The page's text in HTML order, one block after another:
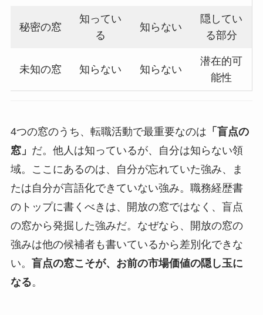
秘密の窓
知ってい
る
知らない
隠してい
る部分
未知の窓 知らない 知らない
潜在的可
能性
4つの窓のうち、転職活動で最重要なのは 「盲点の
窓」 だ。他人は知っているが、自分は知らない領
域。ここにあるのは、自分が忘れていた強み、ま
たは自分が言語化できていない強み。職務経歴書
のトップに書くべきは、開放の窓ではなく、盲点
の窓から発掘した強みだ。なぜなら、開放の窓の
強みは他の候補者も書いているから差別化できな
い。 盲点の窓こそが、お前の市場価値の隠し玉に
なる。